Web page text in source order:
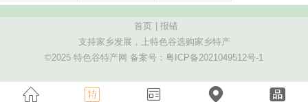
首页 | 报错
支持家乡发展，上特色谷选购家乡特产
©2025 特色谷特产网 备案号： 粤ICP备2021049512号-1